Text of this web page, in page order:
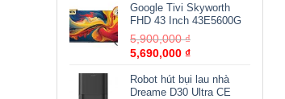
Google Tivi Skyworth
FHD 43 Inch 43E5600G
5,900,000₫
5,690,000 ₫
Robot hút bụi lau nhà
Dreame D30 Ultra CE